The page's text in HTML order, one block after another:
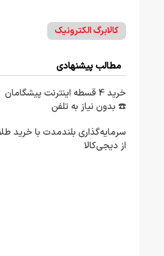
کالابرگ الکترونیک
مطالب پیشنهادی
خرید 4 قسطه اینترنت پیشگامان
☎️ بدون نیاز به تلفن
سرمایه‌گذاری بلندمدت با خرید
از دیجی‌کالا